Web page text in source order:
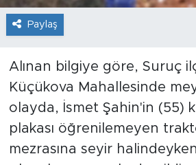
Paylaş
Alınan bilgiye göre, Suruç
Küçükova Mahallesinde
olayda, İsmet Şahin'in (55)
plakası öğrenilemeyen
mezrasına seyir